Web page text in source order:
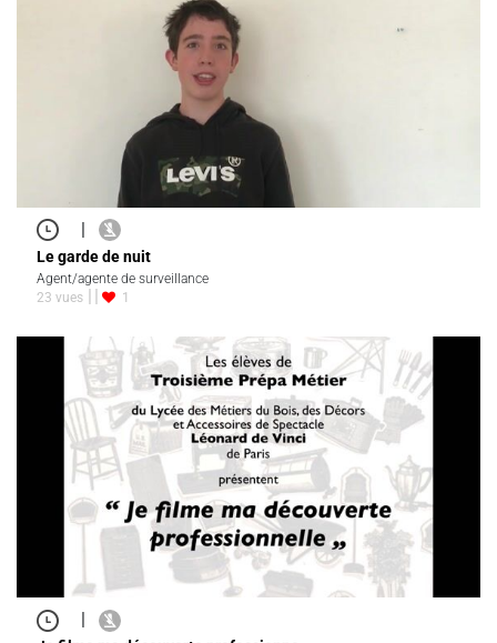
|
Le garde de nuit
Agent/agente de surveillance
23 vues
1
|